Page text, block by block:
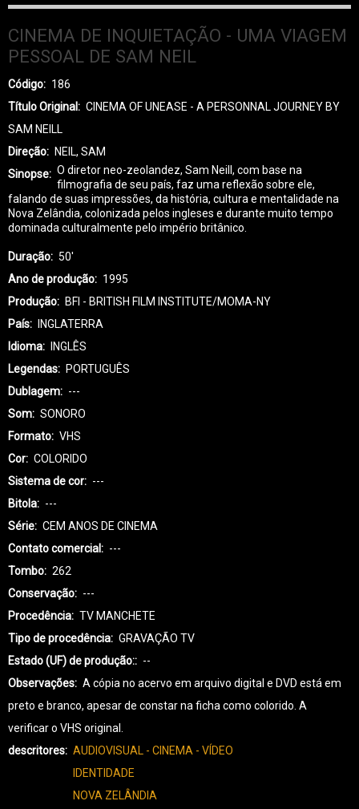
CINEMA DE INQUIETAÇÃO - UMA VIAGEM
PESSOAL DE SAM NEIL
Código
186
Título Original
CINEMA OF UNEASE - A PERSONNAL JOURNEY BY
SAM NEILL
Direção
NEIL, SAM
Sinopse
O diretor neo-zeolandez, Sam Neill, com base na
filmografia de seu país, faz uma reflexão sobre ele,
falando de suas impressões, da história, cultura e mentalidade na
Nova Zelândia, colonizada pelos ingleses e durante muito tempo
dominada culturalmente pelo império britânico.
Duração
50'
Ano de produção
1995
Produção
BFI - BRITISH FILM INSTITUTE/MOMA-NY
País
INGLATERRA
Idioma
INGLÊS
Legendas
PORTUGUÊS
Dublagem
---
Som
SONORO
Formato
VHS
Cor
COLORIDO
Sistema de cor
---
Bitola
---
Série
CEM ANOS DE CINEMA
Contato comercial
---
Tombo
262
Conservação
---
Procedência
TV MANCHETE
Tipo de procedência
GRAVAÇÃO TV
Estado (UF) de produção:
--
Observações
A cópia no acervo em arquivo digital e DVD está em
preto e branco, apesar de constar na ficha como colorido. A
verificar o VHS original.
descritores
AUDIOVISUAL - CINEMA - VÍDEO
IDENTIDADE
NOVA ZELÂNDIA